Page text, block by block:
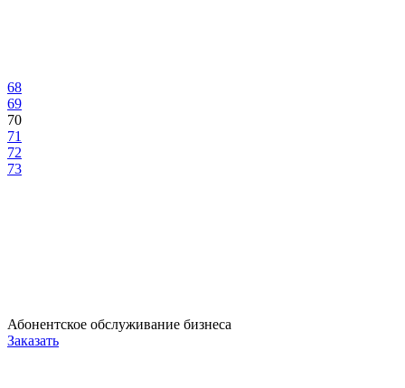
68
69
70
71
72
73
Абонентское обслуживание бизнеса
Заказать